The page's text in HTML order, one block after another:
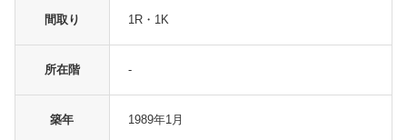
間取り 1R・1K
所在階 -
築年 1989年1月